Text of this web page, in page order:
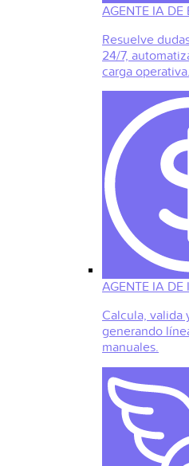
AGENTE IA DE
Resuelve
24/7,
carga operativa.
AGENTE IA DE
Calcula, valida
generando
manuales.